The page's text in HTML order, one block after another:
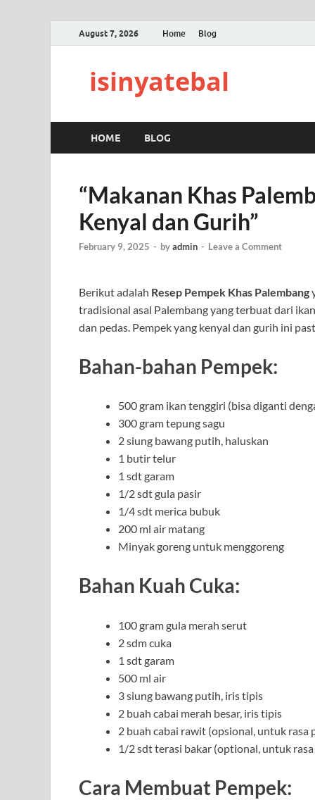
August 7, 2026 Home Blog
isinyatebal
HOME BLOG
“Makanan Khas
Kenyal dan Gurih”
February 9, 2025 - byadmin - Leave a Comment
Berikut adalah Resep Pempek Khas Palembang
tradisional asal Palembang yang terbuat dari
dan pedas. Pempek yang kenyal dan gurih ini
Bahan-bahan Pempek:
500 gram ikan tenggiri (bisa diganti
300 gram tepung sagu
2 siung bawang putih, haluskan
1 butir telur
1 sdt garam
1/2 sdt gula pasir
1/4 sdt merica bubuk
200 ml air matang
Minyak goreng untuk menggoreng
Bahan Kuah Cuka:
100 gram gula merah serut
2 sdm cuka
1 sdt garam
500 ml air
3 siung bawang putih, iris tipis
2 buah cabai merah besar, iris tipis
2 buah cabai rawit (opsional, untuk rasa
1/2 sdt terasi bakar (optional, untuk
Cara Membuat Pempek: